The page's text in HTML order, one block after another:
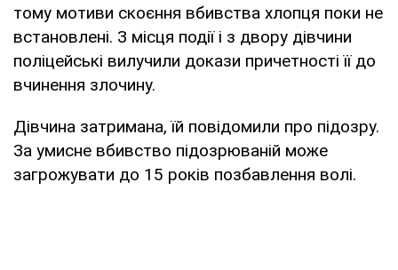
тому мотиви скоєння вбивства хлопця поки не
встановлені. З місця події і з двору дівчини
поліцейські вилучили докази причетності її до
вчинення злочину.
Дівчина затримана, їй повідомили про підозру.
За умисне вбивство підозрюваній може
загрожувати до 15 років позбавлення волі.